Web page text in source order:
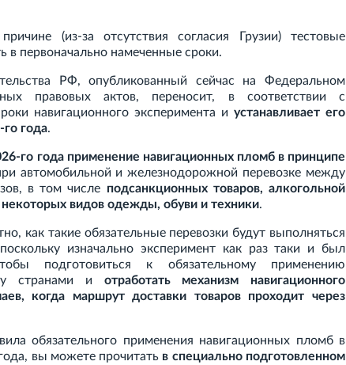
(из-за отсутствия согласия Грузии) тестовые
в первоначально намеченные сроки.
РФ, опубликованный сейчас на Федеральном
правовых актов, переносит, в соответствии с
навигационного эксперимента и устанавливает его
года.
го года применение навигационных пломб в принципе
автомобильной и железнодорожной перевозке между
в том числе подсанкционных товаров, алкогольной
видов одежды, обуви и техники.
как такие обязательные перевозки будут выполняться
изначально эксперимент как раз таки и был
подготовиться к обязательному применению
странами и отработать механизм навигационного
когда маршрут доставки товаров проходит через
обязательного применения навигационных пломб в
вы можете прочитать в специально подготовленном